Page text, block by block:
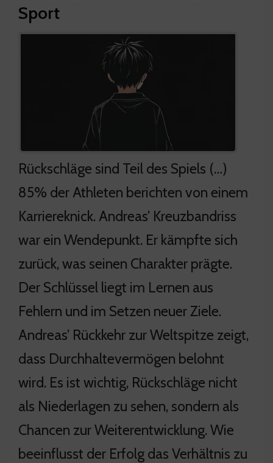
Sport
Rückschläge sind Teil des Spiels (…)
85% der Athleten berichten von einem
Karriereknick. Andreas’ Kreuzbandriss
war ein Wendepunkt. Er kämpfte sich
zurück, was seinen Charakter prägte.
Der Schlüssel liegt im Lernen aus
Fehlern und im Setzen neuer Ziele.
Andreas’ Rückkehr zur Weltspitze zeigt,
dass Durchhaltevermögen belohnt
wird. Es ist wichtig, Rückschläge nicht
als Niederlagen zu sehen, sondern als
Chancen zur Weiterentwicklung. Wie
beeinflusst der Erfolg das Verhältnis zu